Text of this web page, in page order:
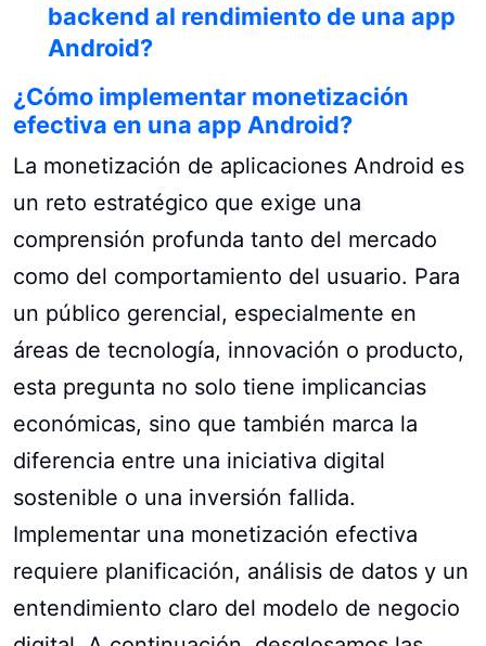
backend al rendimiento de una app
Android?
¿Cómo implementar monetización
efectiva en una app Android?
La monetización de aplicaciones Android es
un reto estratégico que exige una
comprensión profunda tanto del mercado
como del comportamiento del usuario. Para
un público gerencial, especialmente en
áreas de tecnología, innovación o producto,
esta pregunta no solo tiene implicancias
económicas, sino que también marca la
diferencia entre una iniciativa digital
sostenible o una inversión fallida.
Implementar una monetización efectiva
requiere planificación, análisis de datos y un
entendimiento claro del modelo de negocio